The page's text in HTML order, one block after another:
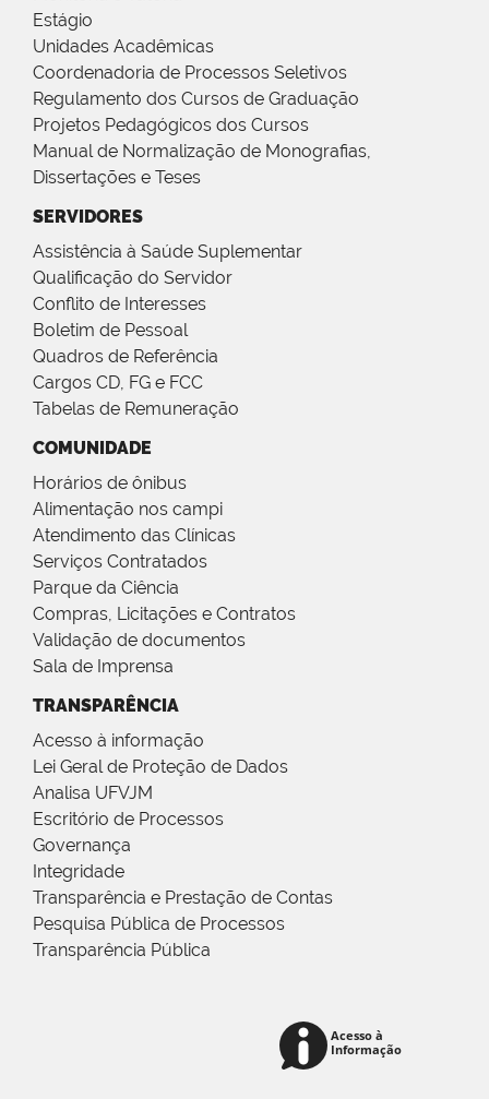
Estágio
Unidades Acadêmicas
Coordenadoria de Processos Seletivos
Regulamento dos Cursos de Graduação
Projetos Pedagógicos dos Cursos
Manual de Normalização de Monografias,
Dissertações e Teses
SERVIDORES
Assistência à Saúde Suplementar
Qualificação do Servidor
Conflito de Interesses
Boletim de Pessoal
Quadros de Referência
Cargos CD, FG e FCC
Tabelas de Remuneração
COMUNIDADE
Horários de ônibus
Alimentação nos campi
Atendimento das Clínicas
Serviços Contratados
Parque da Ciência
Compras, Licitações e Contratos
Validação de documentos
Sala de Imprensa
TRANSPARÊNCIA
Acesso à informação
Lei Geral de Proteção de Dados
Analisa UFVJM
Escritório de Processos
Governança
Integridade
Transparência e Prestação de Contas
Pesquisa Pública de Processos
Transparência Pública